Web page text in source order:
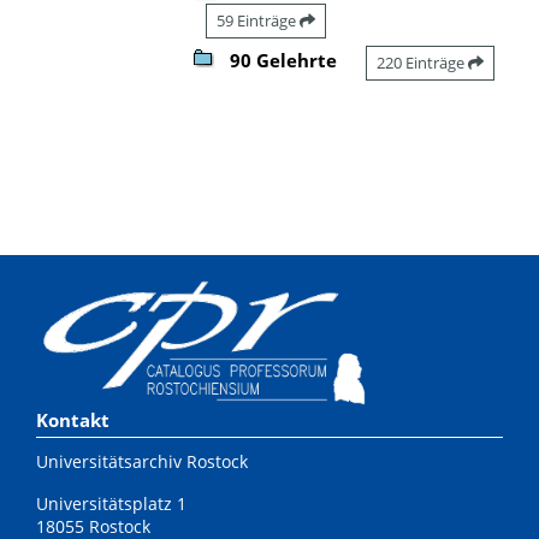
59 Einträge
90 Gelehrte 220 Einträge
Kontakt
Universitätsarchiv Rostock
Universitätsplatz 1
18055 Rostock